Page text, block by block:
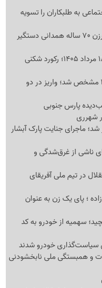
به طلبکاران را تسویه
جنایت برای 50 گرم طلا؛ قاتلان پیرزن 70 ساله همدانی دستگیر
آخرین اخبار بورس امروز یکشنبه 18 مرداد 1405؛ رکورد شکنی
زمان واریز سود سهام عدالت 1404 مشخص شد؛ واریز در دو
پارس جنوبی
شهرری
ماجرای جنایت پارک آبشار
ناشی از غرق‌شدگی و
در تیم ملی آفریقای
؛ پای یک زن به عنوان
سهمیه از خودرو به کد
سیاست‌گذاری خودرو شدند
و همبستگی ملی نابخشودنی